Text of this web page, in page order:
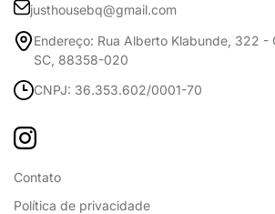
justhousebq@gmail.com
Endereço: Rua Alberto Klabunde, 322 -
SC, 88358-020
CNPJ: 36.353.602/0001-70
Contato
Política de privacidade